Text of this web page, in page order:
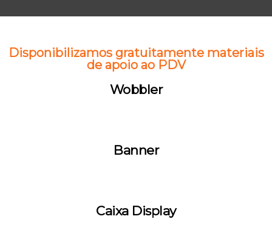
Disponibilizamos gratuitamente materiais
de apoio ao PDV
Wobbler
Banner
Caixa Display